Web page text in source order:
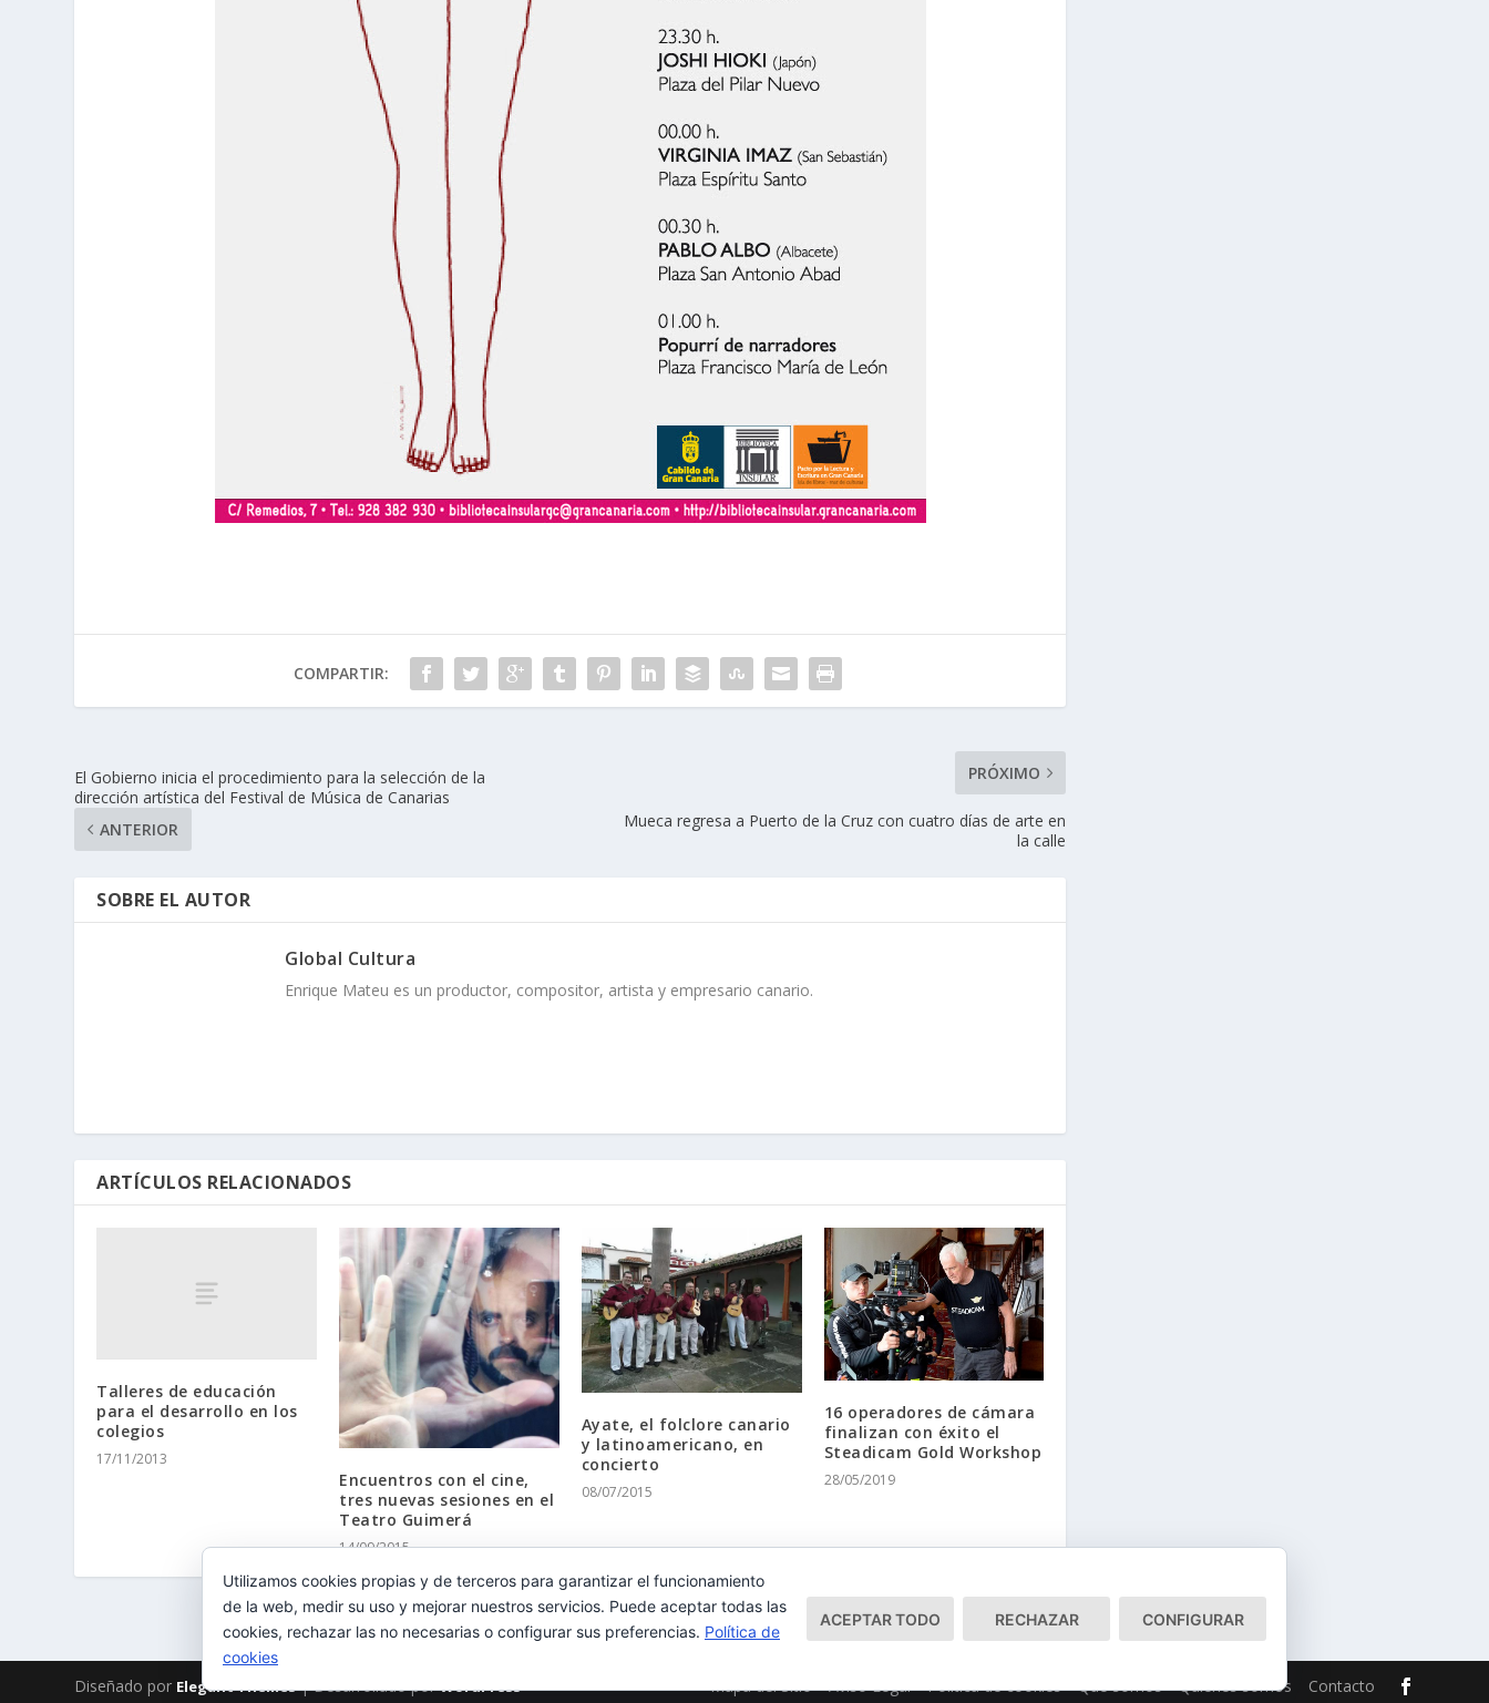
COMPARTIR:
El Gobierno inicia el procedimiento para la selección de la
dirección artística del Festival de Música de Canarias
ANTERIOR
PRÓXIMO
Mueca regresa a Puerto de la Cruz con cuatro días de arte en
la calle
SOBRE EL AUTOR
Global Cultura
Enrique Mateu es un productor, compositor, artista y empresario canario.
ARTÍCULOS RELACIONADOS
Talleres de educación
para el desarrollo en los
colegios
17/11/2013
Encuentros con el cine,
tres nuevas sesiones en el
Teatro Guimerá
14/09/2015
Ayate, el folclore canario
y latinoamericano, en
concierto
08/07/2015
16 operadores de cámara
finalizan con éxito el
Steadicam Gold Workshop
28/05/2019
Diseñado por Elegant Themes| Desarrollado porWordPress Mapa del Sitio Aviso Legal Política de cookies Qué somos Quiénes somos Contacto
Utilizamos cookies propias y de terceros para garantizar el funcionamiento
de la web, medir su uso y mejorar nuestros servicios. Puede aceptar todas las
cookies, rechazar las no necesarias o configurar sus preferencias. Política de
cookies
ACEPTAR TODO RECHAZAR CONFIGURAR